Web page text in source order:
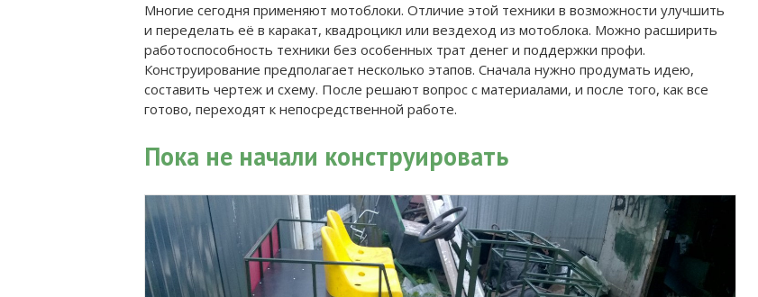
Многие сегодня применяют мотоблоки. Отличие этой техники в возможности улучшить
и переделать её в каракат, квадроцикл или вездеход из мотоблока. Можно расширить
работоспособность техники без особенных трат денег и поддержки профи.
Конструирование предполагает несколько этапов. Сначала нужно продумать идею,
составить чертеж и схему. После решают вопрос с материалами, и после того, как все
готово, переходят к непосредственной работе.
Пока не начали конструировать